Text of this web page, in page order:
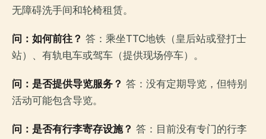
无障碍洗手间和轮椅租赁。
问：如何前往？ 答：乘坐TTC地铁（皇后站或登打士
站）、有轨电车或驾车（提供现场停车）。
问：是否提供导览服务？ 答：没有定期导览，但特别
活动可能包含导览。
问：是否有行李寄存设施？ 答：目前没有专门的行李